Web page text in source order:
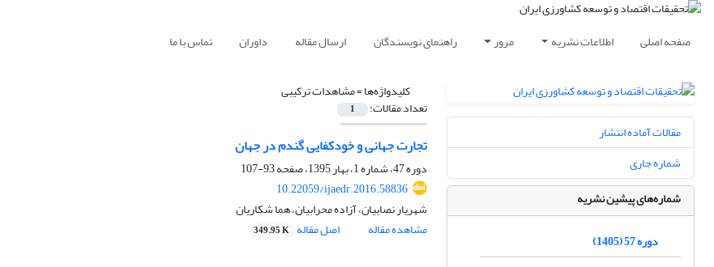
صفحه اصلی اطلاعات نشریه مرور راهنمای نویسندگان ارسال مقاله داوران تماس با ما
کلیدواژه‌ها =مشاهدات ترکیبی
تعداد مقالات: 1
تجارت جهانی و خودکفایی گندم در جهان
دوره 47، شماره 1، بهار 1395، صفحه
93-107
10.22059/ijaedr.2016.58836
شهریار نصابیان، آزاده محرابیان، هما شکاریان
مشاهده مقاله
اصل مقاله 349.95 K
مقالات آماده انتشار
شماره جاری
شماره‌های پیشین نشریه
دوره 57 (1405)